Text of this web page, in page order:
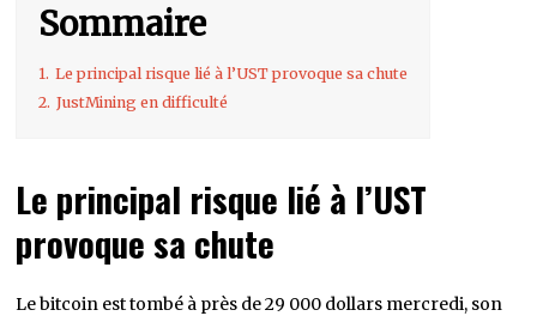
Sommaire
1. Le principal risque lié à l’UST provoque sa chute
2. JustMining en difficulté
Le principal risque lié à l’UST
provoque sa chute
Le bitcoin est tombé à près de 29 000 dollars mercredi, son